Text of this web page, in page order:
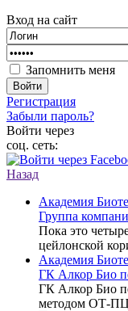
Вход на сайт
Запомнить меня
Войти
Регистрация
Забыли пароль?
Войти через
соц. сеть:
Назад
Академия
Группа
Пока это
цейлонской
Академия
ГК Алкор Био
ГК Алкор Био
методом ОТ-